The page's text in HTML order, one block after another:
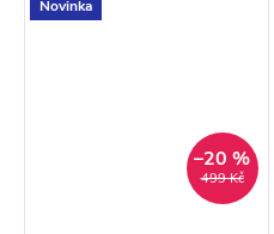
Novinka
499 Kč
–20 %